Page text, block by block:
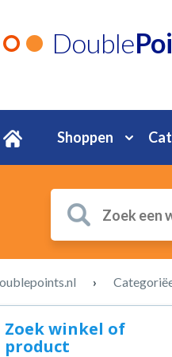
Double
Shoppen
›
Zoek winkel of
product